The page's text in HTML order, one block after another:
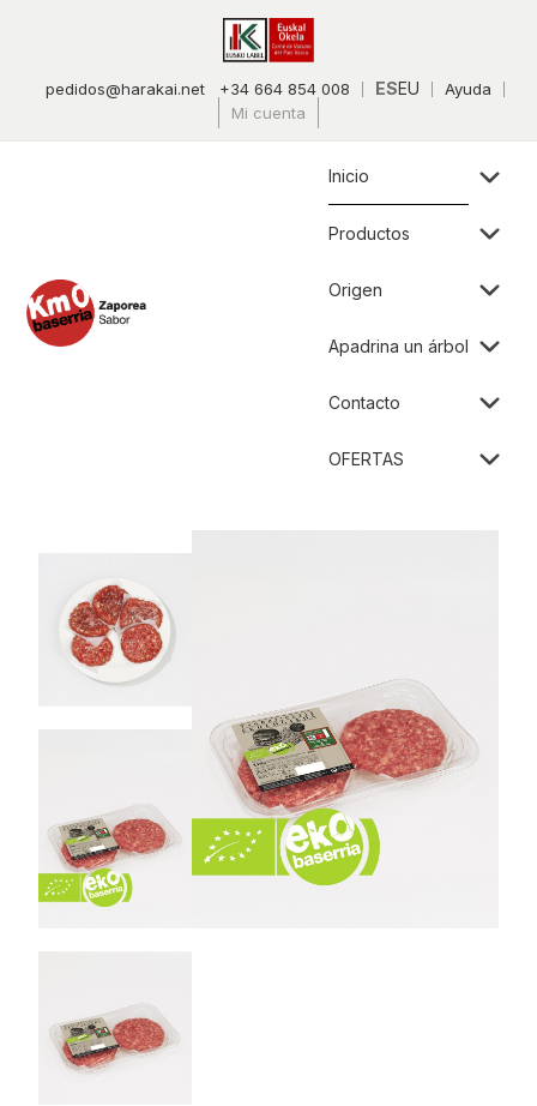
pedidos@harakai.net +34 664 854 008 ESEU
Ayuda
Mi cuenta
Inicio
Productos
Origen
Apadrina un árbol
Contacto
OFERTAS